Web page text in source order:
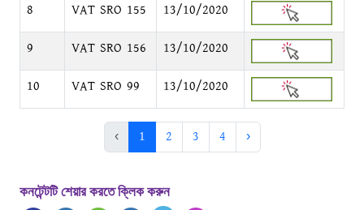
8 VAT SRO 155 13/10/2020
9 VAT SRO 156 13/10/2020
10 VAT SRO 99 13/10/2020
‹ 1 2 3 4 ›
কনটেন্টটি শেয়ার করতে ক্লিক করুন